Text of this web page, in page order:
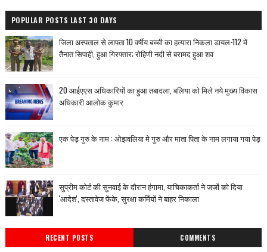
POPULAR POSTS LAST 30 DAYS
जिला अस्पताल से लापता 10 वर्षीय बच्ची का हत्यारा निकला डायल-112 में
तैनात सिपाही, हुआ गिरफ्तार; रोहिणी नदी से बरामद हुआ शव
20 आईएएस अधिकारियों का हुआ तबादला, बलिया को मिले नये मुख्य विकास
अधिकारी आलोक कुमार
एक पेड़ गुरु के नाम : ओझवलिया मे गुरु और माता पिता के नाम लगाया गया पेड़
सुप्रीम कोर्ट की सुनवाई के दौरान हंगामा, याचिकाकर्ता ने जजों को दिया
'आदेश', दस्तावेज फेंके, सुरक्षा कर्मियों ने बाहर निकाला
RECENT POSTS COMMENTS